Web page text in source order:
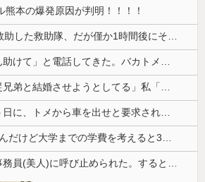
熊本の爆発原因が判明！！！！